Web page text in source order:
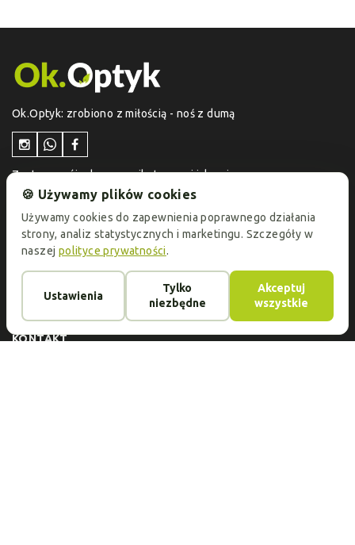
Ok.Optyk: zrobiono z miłością - noś z dumą
Zostaw swój adres e-mail otrzymuj jako pierwszy
informacje o aktualnych promocjach i ofertach
KATALOG
Szkła okularowe
O FIRMIE
UsługiKontaktOpiniePłatność i dostawaArtykuły
KONTAKT
🍪 Używamy plików cookies
Używamy cookies do zapewnienia poprawnego działania
strony, analiz statystycznych i marketingu. Szczegóły w
naszej polityce prywatności.
Ustawienia
Tylko
niezbędne
Akceptuj
wszystkie